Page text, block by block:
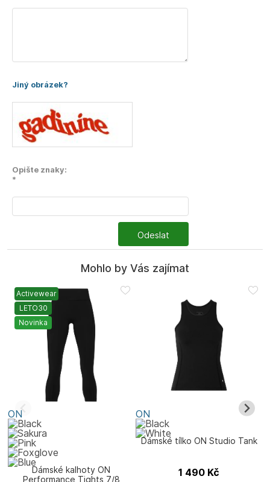
Jiný obrázek?
Opište znaky:
*
Odeslat
Mohlo by Vás zajímat
Activewear
LETO30
Novinka
ON
Dámské kalhoty ON
Performance Tights 7/8
ON
Dámské tílko ON Studio Tank
1 490 Kč